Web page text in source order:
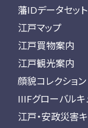
藩IDデータセット
江戸マップ
江戸買物案内
江戸観光案内
顔貌コレクション
IIIFグローバルキ
江戸・安政災害